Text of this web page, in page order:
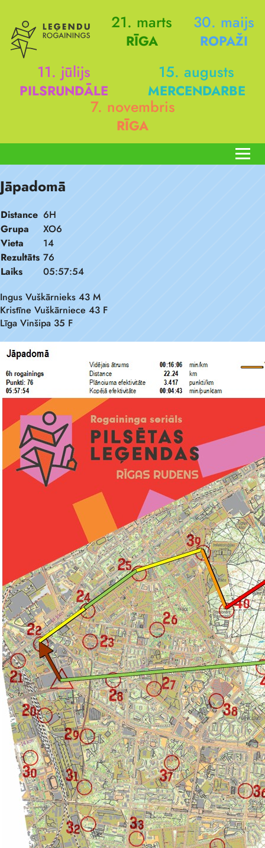
21. marts
RĪGA
30. maijs
ROPAŽI
11. jūlijs
PILSRUNDĀLE
15. augusts
MERCENDARBE
7. novembris
RĪGA
Jāpadomā
Distance 6H
Grupa
XO6
Vieta
14
Rezultāts 76
Laiks
05:57:54
Ingus Vuškārnieks 43 M
Kristīne Vuškārniece 43 F
Līga Vinšipa 35 F